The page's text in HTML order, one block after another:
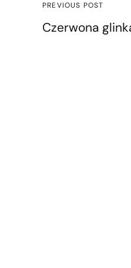
PREVIOUS POST
Czerwona